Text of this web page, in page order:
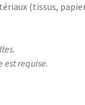
(tissus,
est requise.